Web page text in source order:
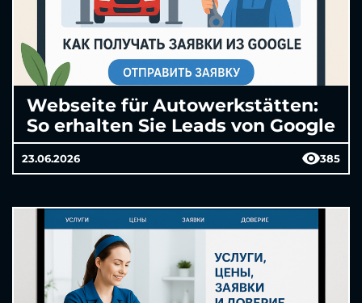
Webseite für Autowerkstätten:
So erhalten Sie Leads von Google
23.06.2026 385